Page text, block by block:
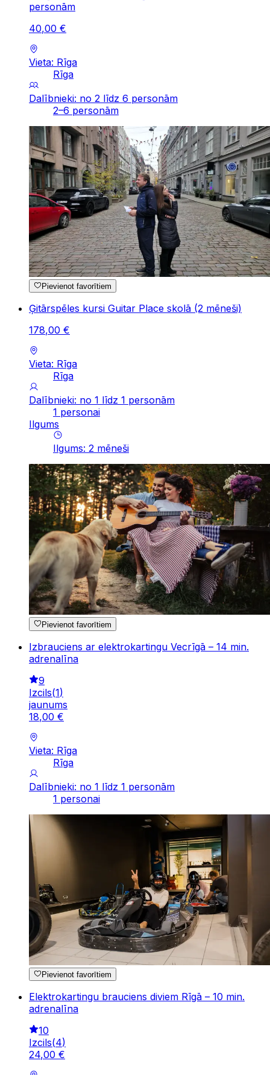
personām
40,00 €
Vieta: Rīga
Rīga
Dalībnieki: no 2 līdz 6 personām
2–6 personām
Pievienot favorītiem
Ģitārspēles kursi Guitar Place skolā (2 mēneši)
178,00 €
Vieta: Rīga
Rīga
Dalībnieki: no 1 līdz 1 personām
1 personai
Ilgums
Ilgums: 2 mēneši
Pievienot favorītiem
Izbrauciens ar elektrokartingu Vecrīgā – 14 min.
adrenalīna
9
Izcils(1)
jaunums
18,00 €
Vieta: Rīga
Rīga
Dalībnieki: no 1 līdz 1 personām
1 personai
Pievienot favorītiem
Elektrokartingu brauciens diviem Rīgā – 10 min.
adrenalīna
10
Izcils(4)
24,00 €